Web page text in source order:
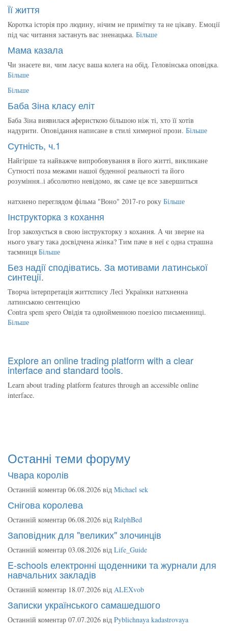
Її життя
Коротка історія про людину, нічим не примітну та не цікаву. Емоції
під час читання застануть вас зненацька. Більше
Мама казала
Чи знаєете ви, чим ласує ваша колега на обід. Геловінська оповідка.
Більше
Більше
Баба Зіна класу еліт
Баба Зіна виявилася аферисткою більшою ніж ті, хто її хотів
надурити. Оповідання написане в стилі химерної прози. Більше
Сутність, ч.1
Найгірше та найважче випробовування в його житті, викликане
Сутності поза межами нашої буденної реальності та його
розуміння..і абсолютно невідомо, як саме це все завершиться
натхнено переглядом фільма "Воно" 2017-го року Більше
Інструкторка з кохання
Ігор закохується в свою інструкторку з кохання. А чи зверне на
нього увагу така досвідчена жінка? Тим паче в неї є одна страшна
таємниця Більше
Без надії сподіватись. За мотивами латинської
синтеції.
Творча інтерпретація життєпису Лесі Українки натхненна
латинською сентенцією
Contra spem spero Овідія та однойменною поезією письменниці.
Більше
Explore an online trading platform with a clear
interface and standard tools.
Learn about trading platform features through an accessible online
interface.
Останні теми форуму
Чвара королів
Останній коментар 06.08.2026 від Michael sek
Снігова королева
Останній коментар 06.08.2026 від RalphBed
Заповідник для "великих" злочинців
Останній коментар 03.08.2026 від Life_Guide
E-schools електронні щоденники та журнали для
навчальних закладів
Останній коментар 18.07.2026 від ALEXvob
Записки українського самашедшого
Останній коментар 07.07.2026 від Pyblichnaya kadastrovaya